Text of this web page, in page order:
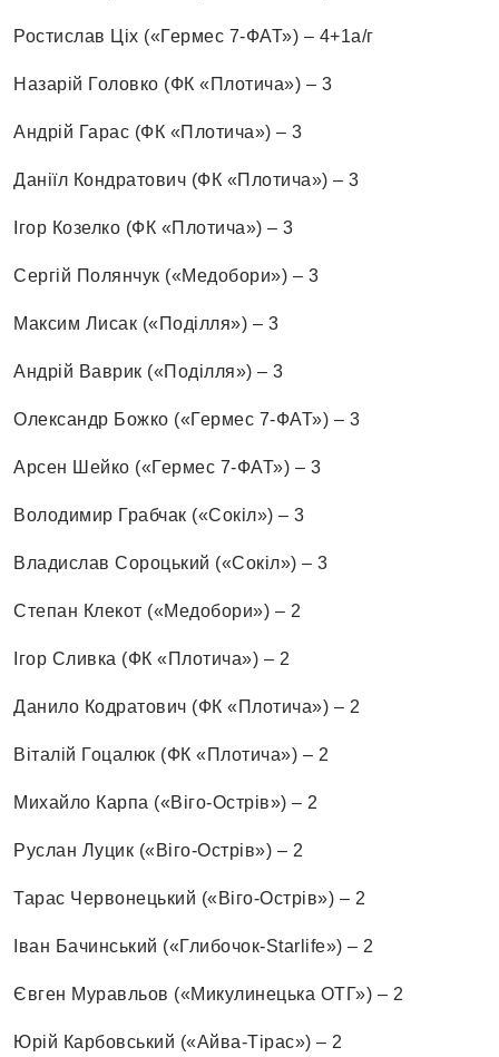
Ростислав Ціх («Гермес 7-ФАТ») – 4+1а/г
Назарій Головко (ФК «Плотича») – 3
Андрій Гарас (ФК «Плотича») – 3
Даніїл Кондратович (ФК «Плотича») – 3
Ігор Козелко (ФК «Плотича») – 3
Сергій Полянчук («Медобори») – 3
Максим Лисак («Поділля») – 3
Андрій Ваврик («Поділля») – 3
Олександр Божко («Гермес 7-ФАТ») – 3
Арсен Шейко («Гермес 7-ФАТ») – 3
Володимир Грабчак («Сокіл») – 3
Владислав Сороцький («Сокіл») – 3
Степан Клекот («Медобори») – 2
Ігор Сливка (ФК «Плотича») – 2
Данило Кодратович (ФК «Плотича») – 2
Віталій Гоцалюк (ФК «Плотича») – 2
Михайло Карпа («Віго-Острів») – 2
Руслан Луцик («Віго-Острів») – 2
Тарас Червонецький («Віго-Острів») – 2
Іван Бачинський («Глибочок-Starlife») – 2
Євген Муравльов («Микулинецька ОТГ») – 2
Юрій Карбовський («Айва-Тірас») – 2